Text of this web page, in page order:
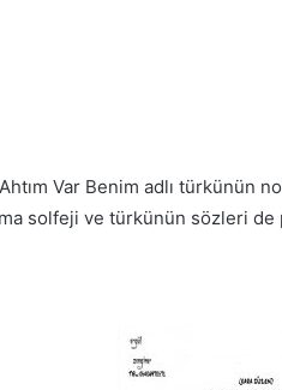
Var Benim adlı türkünün
solfeji ve türkünün sözleri de